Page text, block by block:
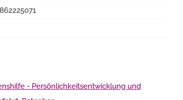
- Persönlichkeitsentwicklung und